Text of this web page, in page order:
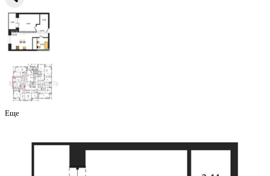
23/25 этаж
Воронеж, Кривошеина ул., д. 13/14